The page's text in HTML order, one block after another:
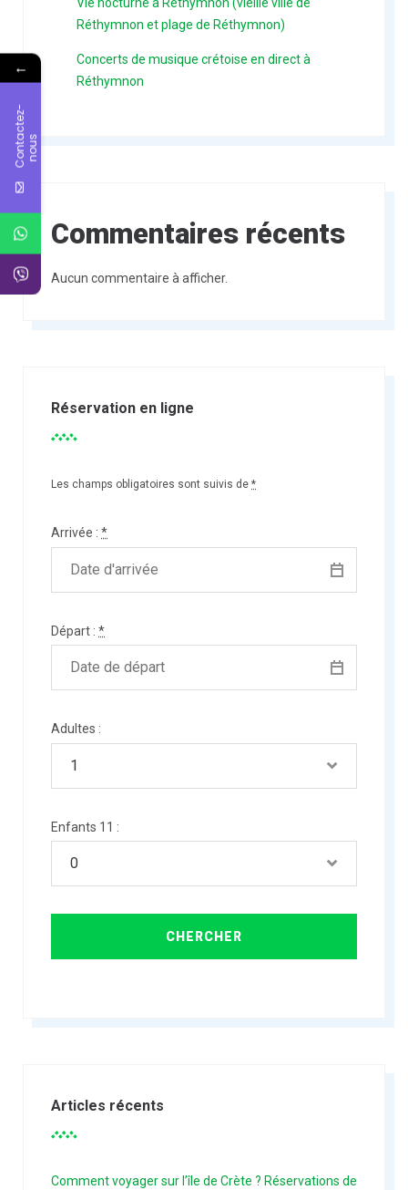
Réthymnon et plage de Réthymnon)
Concerts de musique crétoise en direct à
Réthymnon
Commentaires récents
Aucun commentaire à afficher.
Réservation en ligne
Les champs obligatoires sont suivis de *
Arrivée : *
Départ : *
Adultes :
Enfants 11 :
Articles récents
Comment voyager sur l’île de Crète ? Réservations de
←
C
o
n
t a
c
t
e
z
-
n
o
u s